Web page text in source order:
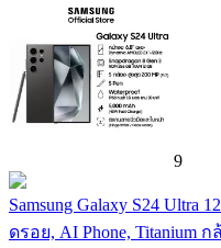
9
Samsung Galaxy S24 Ultra
ดรอย, AI Phone, Titanium